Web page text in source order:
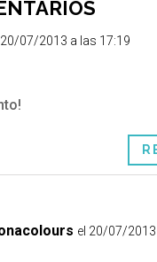
20/07/2013 a las 17:19
el 20/07/